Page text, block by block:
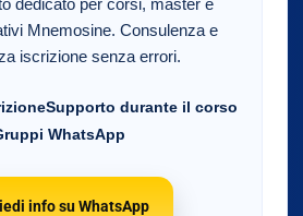
dedicato per corsi, master e
Mnemosine. Consulenza e
iscrizione senza errori.
Supporto durante il corso
WhatsApp
info su WhatsApp